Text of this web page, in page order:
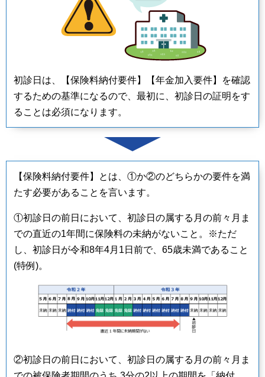
初診日は、【保険料納付要件】【年金加入要件】を確認
するための基準になるので、最初に、初診日の証明をす
ることは必須になります。
【保険料納付要件】とは、①か②のどちらかの要件を満
たす必要があることを言います。
①初診日の前日において、初診日の属する月の前々月ま
での直近の1年間に保険料の未納がないこと。※ただ
し、初診日が令和8年4月1日前で、65歳未満であること
(特例)。
②初診日の前日において、初診日の属する月の前々月ま